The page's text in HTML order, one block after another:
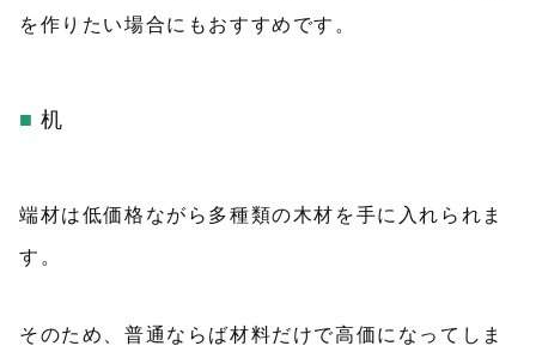
を作りたい場合にもおすすめです。
机
端材は低価格ながら多種類の木材を手に入れられま
す。
そのため、普通ならば材料だけで高価になってしま